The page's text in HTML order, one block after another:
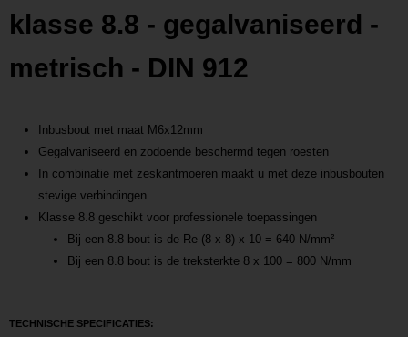
klasse 8.8 - gegalvaniseerd -
metrisch - DIN 912
Inbusbout met maat M6x12mm
Gegalvaniseerd en zodoende beschermd tegen roesten
In combinatie met zeskantmoeren maakt u met deze inbusbouten
stevige verbindingen.
Klasse 8.8 geschikt voor professionele toepassingen
Bij een 8.8 bout is de Re (8 x 8) x 10 = 640 N/mm²
Bij een 8.8 bout is de treksterkte 8 x 100 = 800 N/mm
TECHNISCHE SPECIFICATIES: